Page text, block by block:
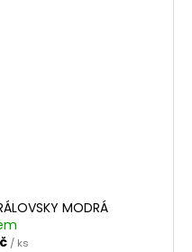
MODRÁ
/ ks